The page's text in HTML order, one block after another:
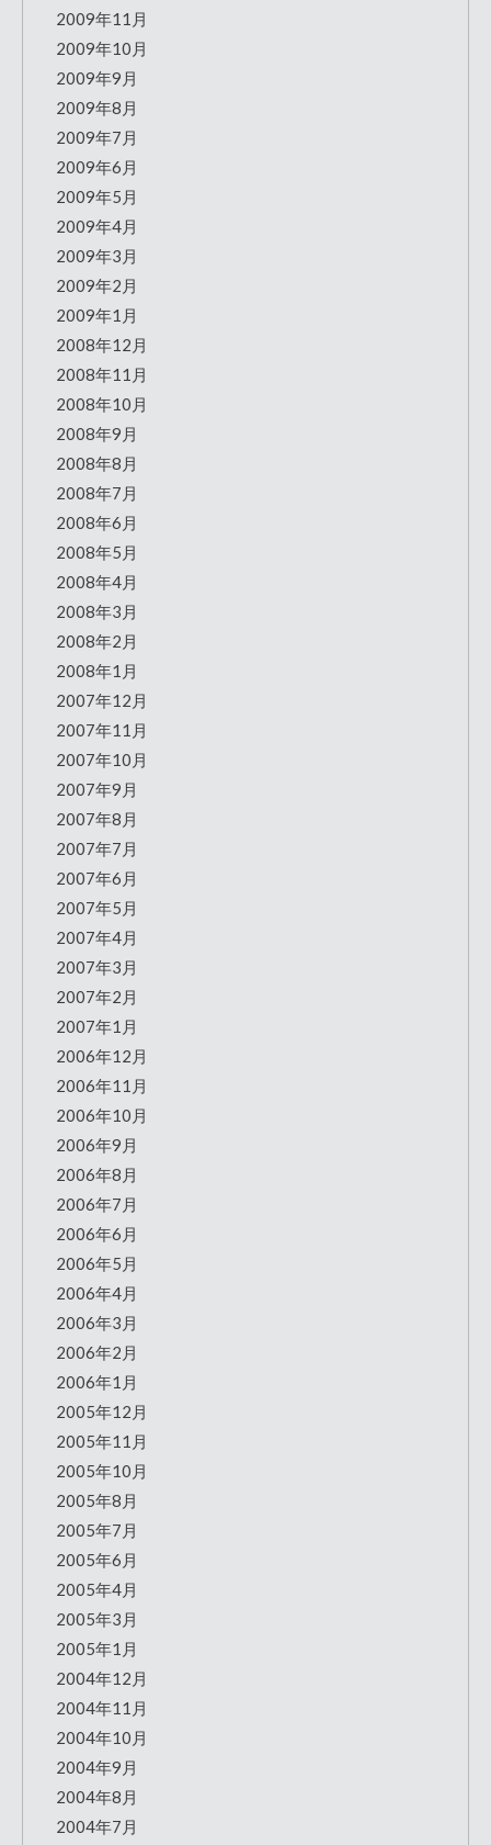
2009年11月
2009年10月
2009年9月
2009年8月
2009年7月
2009年6月
2009年5月
2009年4月
2009年3月
2009年2月
2009年1月
2008年12月
2008年11月
2008年10月
2008年9月
2008年8月
2008年7月
2008年6月
2008年5月
2008年4月
2008年3月
2008年2月
2008年1月
2007年12月
2007年11月
2007年10月
2007年9月
2007年8月
2007年7月
2007年6月
2007年5月
2007年4月
2007年3月
2007年2月
2007年1月
2006年12月
2006年11月
2006年10月
2006年9月
2006年8月
2006年7月
2006年6月
2006年5月
2006年4月
2006年3月
2006年2月
2006年1月
2005年12月
2005年11月
2005年10月
2005年8月
2005年7月
2005年6月
2005年4月
2005年3月
2005年1月
2004年12月
2004年11月
2004年10月
2004年9月
2004年8月
2004年7月